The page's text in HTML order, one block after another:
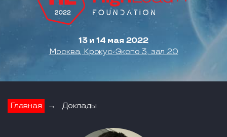
13 и 14 мая 2022
Москва, Крокус-Экспо 3, зал 20
Главная → Доклады